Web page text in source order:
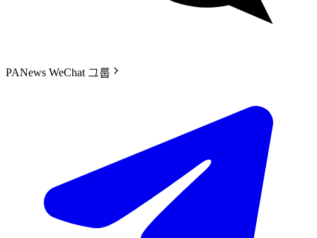
PANews WeChat 그룹